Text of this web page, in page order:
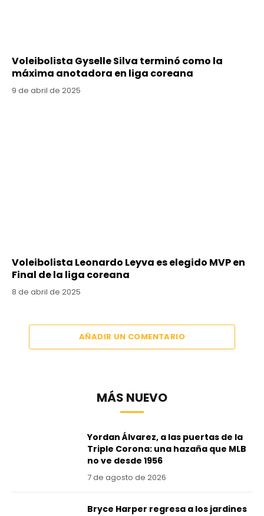
Voleibolista Gyselle Silva terminó como la
máxima anotadora en liga coreana
9 de abril de 2025
Voleibolista Leonardo Leyva es elegido MVP en
Final de la liga coreana
8 de abril de 2025
AÑADIR UN COMENTARIO
MÁS NUEVO
Yordan Álvarez, a las puertas de la
Triple Corona: una hazaña que MLB
no ve desde 1956
7 de agosto de 2026
Bryce Harper regresa a los jardines